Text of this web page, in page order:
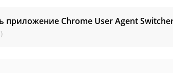
приложение Chrome User Agent